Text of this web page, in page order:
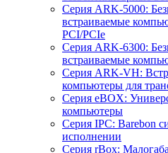
Серия ARK-5000:
встраиваемые
PCI/PCIe
Серия ARK-6300:
встраиваемые
Серия ARK-VH:
компьютеры для
Серия eBOX:
компьютеры
Серия IPC: Barebon
исполнении
Серия rBox: